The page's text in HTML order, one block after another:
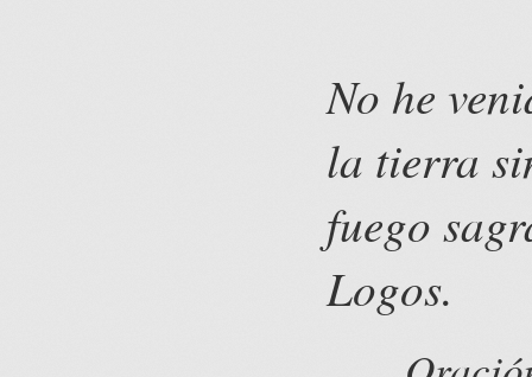
No he
la tierra
fuego
Logos.